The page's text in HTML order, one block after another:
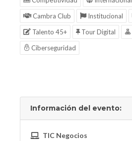
Cambra Club
Institucional
Talento 45+
Tour Digital
Ciberseguridad
Información del evento:
TIC Negocios